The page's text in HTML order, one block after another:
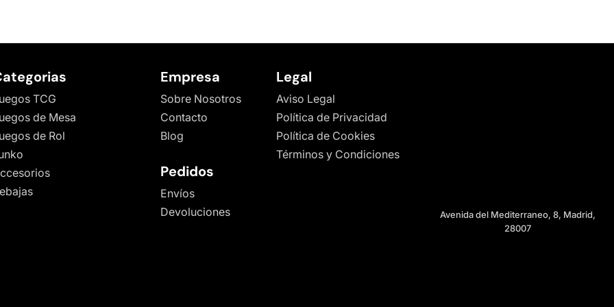
TCG
de Mesa
de Rol
Empresa
Sobre Nosotros
Contacto
Blog
Pedidos
Envíos
Devoluciones
Legal
Aviso Legal
Política de Privacidad
Política de Cookies
Términos y Condiciones
Avenida del Mediterraneo, 8, Madrid,
28007